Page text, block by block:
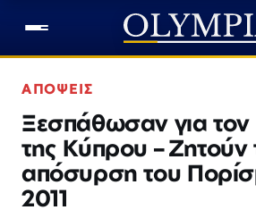
ΑΠΟΨΕΙΣ
Ξεσπάθωσαν για
της Κύπρου – Ζητούν
απόσυρση του
2011